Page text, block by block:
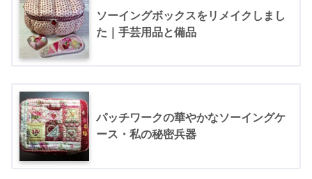
ソーイングボックスをリメイクしまし
た｜手芸用品と備品
パッチワークの華やかなソーイングケ
ース・私の秘密兵器